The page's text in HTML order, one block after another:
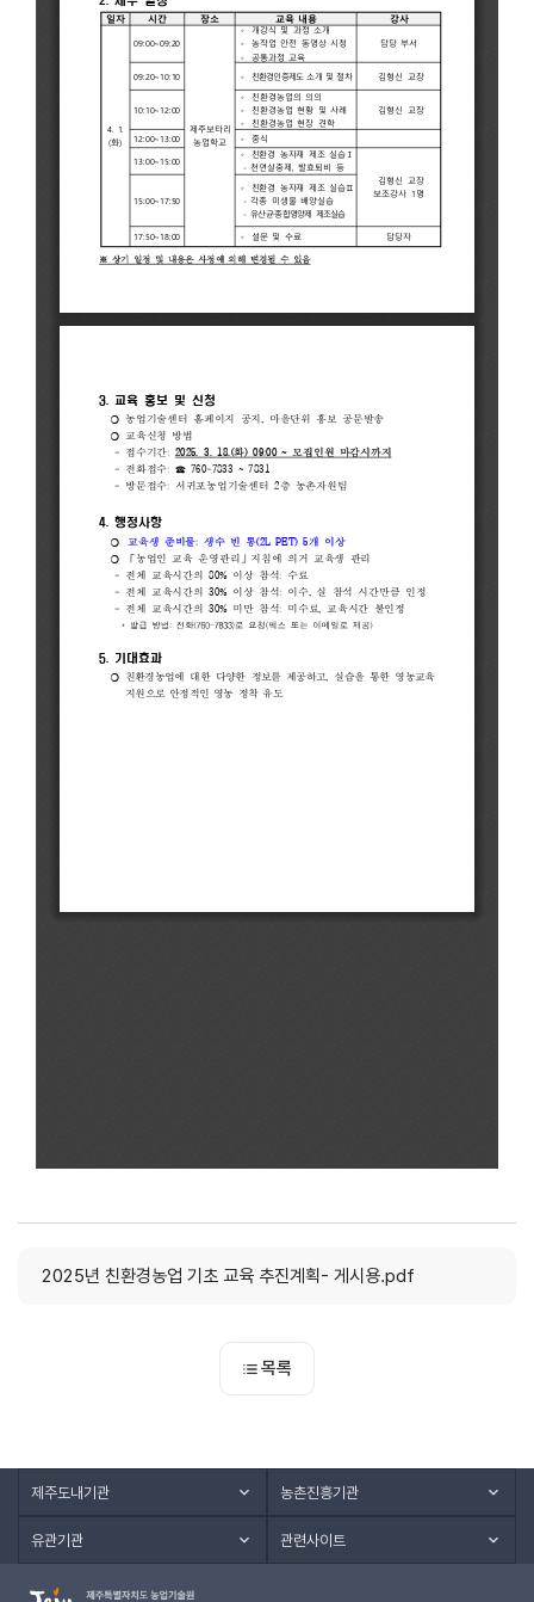
2025년 친환경농업 기초 교육 추진계획- 게시용.pdf
목록
제주도내기관 농촌진흥기관
유관기관 관련사이트